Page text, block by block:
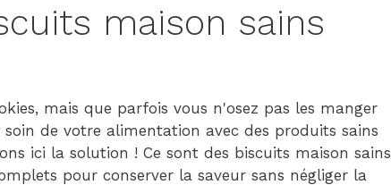
maison sains
mais que parfois vous n'osez pas les manger
de votre alimentation avec des produits sains
ici la solution ! Ce sont des biscuits maison sains
pour conserver la saveur sans négliger la